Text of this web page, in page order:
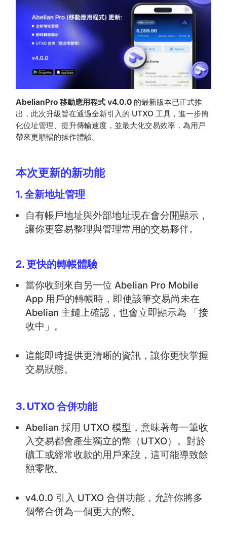
AbelianPro 移動應用程式 v4.0.0 的最新版本已正式推
出，此次升級旨在通過全新引入的 UTXO 工具，進一步簡
化位址管理、提升傳輸速度，並最大化交易效率，為用戶
帶來更順暢的操作體驗。
本次更新的新功能
1. 全新地址管理
自有帳戶地址與外部地址現在會分開顯示，
讓你更容易整理與管理常用的交易夥伴。
2. 更快的轉帳體驗
當你收到來自另一位 Abelian Pro Mobile
App 用戶的轉帳時，即使該筆交易尚未在
Abelian 主鏈上確認，也會立即顯示為 「接
收中」。
這能即時提供更清晰的資訊，讓你更快掌握
交易狀態。
3. UTXO 合併功能
Abelian 採用 UTXO 模型，意味著每一筆收
入交易都會產生獨立的幣（UTXO）。對於
礦工或經常收款的用戶來說，這可能導致餘
額零散。
v4.0.0 引入 UTXO 合併功能，允許你將多
個幣合併為一個更大的幣。